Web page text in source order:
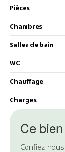
Ce bien
Confiez-
Pièces
Chambres
Salles de bain
WC
Chauffage
Charges